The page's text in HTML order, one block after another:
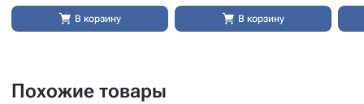
В корзину В корзину
Похожие товары